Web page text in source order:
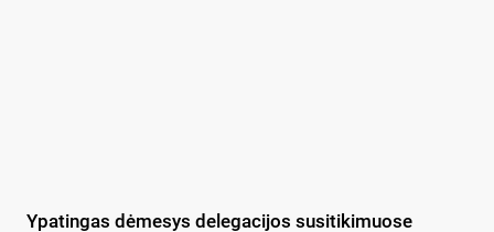
Ypatingas dėmesys delegacijos susitikimuose